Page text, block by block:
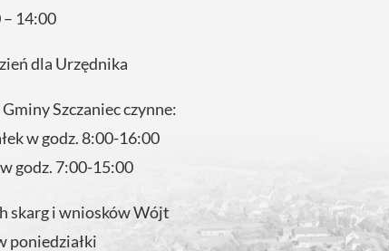
14:00
dla Urzędnika
Szczaniec czynne:
w godz. 8:00-16:00
godz. 7:00-15:00
skarg i wniosków Wójt
poniedziałki